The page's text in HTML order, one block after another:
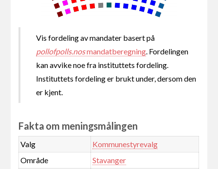
Vis fordeling av mandater basert på
pollofpolls.nosmandatberegning . Fordelingen
kan avvike noe fra instituttets fordeling.
Instituttets fordeling er brukt under, dersom den
er kjent.
Fakta om meningsmålingen
Valg
Kommunestyrevalg
Område
Stavanger